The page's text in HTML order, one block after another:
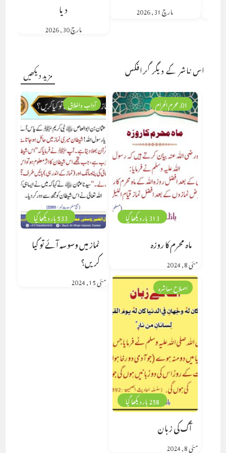
مارچ 31, 2026
دیا
مارچ 30, 2026
اس ناشر کے دیگر گرافکس مزید دیکھیں
533 بار دیکھا گیا
آداب واخلاق
نماز میں وسوسہ آئے تو کیا
کریں؟
مئی 15, 2024
313 بار دیکھا گیا
01. محرم الحرام
ماہ محرم کا روزہ
مئی 8, 2024
258 بار دیکھا گیا
اصلاح معاشرہ
آگ کی زبان
مئی 8, 2024